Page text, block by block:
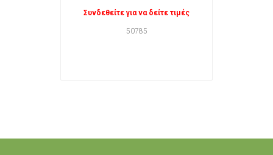
Συνδεθείτε για να δείτε τιμές
50785